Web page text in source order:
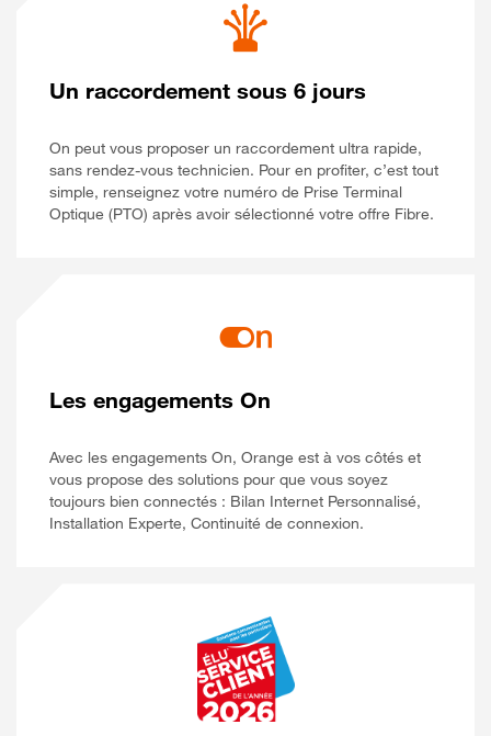
Un raccordement sous 6 jours
On peut vous proposer un raccordement ultra rapide,
sans rendez-vous technicien. Pour en profiter, c’est tout
simple, renseignez votre numéro de Prise Terminal
Optique (PTO) après avoir sélectionné votre offre Fibre.
Les engagements On
Avec les engagements On, Orange est à vos côtés et
vous propose des solutions pour que vous soyez
toujours bien connectés : Bilan Internet Personnalisé,
Installation Experte, Continuité de connexion.